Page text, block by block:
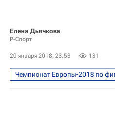
Елена Дьячкова
Р-Спорт
20 января 2018, 23:53 131
Фигурное катание
Спорт